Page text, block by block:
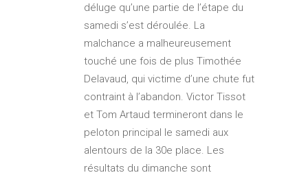
déluge qu’une partie de l’étape du
samedi s’est déroulée. La
malchance a malheureusement
touché une fois de plus Timothée
Delavaud, qui victime d’une chute fut
contraint à l’abandon. Victor Tissot
et Tom Artaud termineront dans le
peloton principal le samedi aux
alentours de la 30e place. Les
résultats du dimanche sont